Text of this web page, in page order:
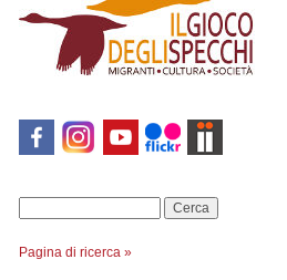
Pagina di ricerca »